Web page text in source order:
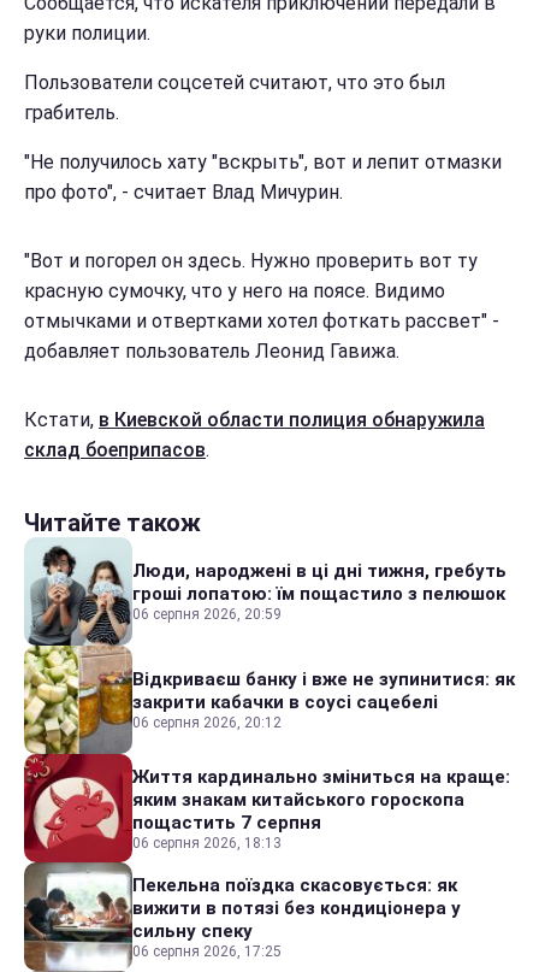
руки полиции.
Пользователи соцсетей считают, что это был
грабитель.
"Не получилось хату "вскрыть", вот и лепит отмазки
про фото", - считает Влад Мичурин.
"Вот и погорел он здесь. Нужно проверить вот ту
красную сумочку, что у него на поясе. Видимо
отмычками и отвертками хотел фоткать рассвет" -
добавляет пользователь Леонид Гавижа.
Кстати, в Киевской области полиция обнаружила
склад боеприпасов.
Читайте також
Люди, народжені в ці дні тижня, гребуть
гроші лопатою: їм пощастило з пелюшок
06 серпня 2026, 20:59
Відкриваєш банку і вже не зупинитися: як
закрити кабачки в соусі сацебелі
06 серпня 2026, 20:12
Життя кардинально зміниться на краще:
яким знакам китайського гороскопа
пощастить 7 серпня
06 серпня 2026, 18:13
Пекельна поїздка скасовується: як
вижити в потязі без кондиціонера у
сильну спеку
06 серпня 2026, 17:25